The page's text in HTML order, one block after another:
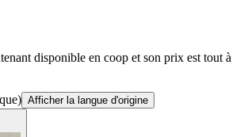
disponible en coop et son prix est tout à
Afficher la langue d'origine